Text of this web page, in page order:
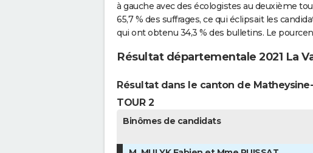
à gauche avec des écologistes au deuxième
65,7 % des suffrages, ce qui éclipsait les
qui ont obtenu 34,3 % des bulletins. Le
Résultat départementale 2021 La
Résultat dans le canton de
TOUR 2
Binômes de candidats